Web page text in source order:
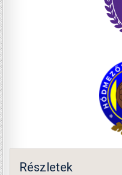
Részletek